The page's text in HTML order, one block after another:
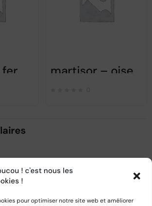
! c'est nous les
!
pour optimiser notre site web et améliorer